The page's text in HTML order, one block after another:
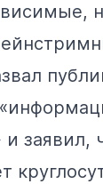
заявил,